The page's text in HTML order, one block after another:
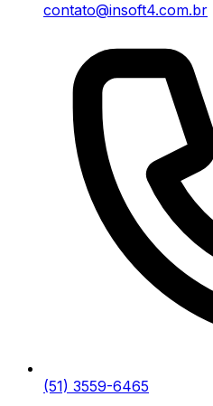
contato@insoft4.com.br
(51) 3559-6465